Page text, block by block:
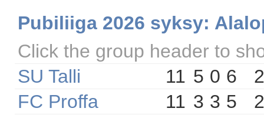
Pubiliiga 2026 syksy:
Click the group header to
SU Talli
11 5 0 6
FC Proffa
11 3 3 5